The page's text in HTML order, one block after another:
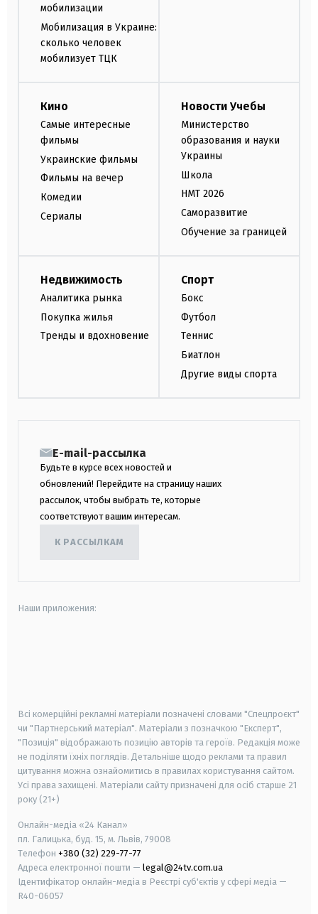
мобилизации
Мобилизация в Украине:
сколько человек
мобилизует ТЦК
Кино
Самые интересные
фильмы
Украинские фильмы
Фильмы на вечер
Комедии
Сериалы
Новости Учебы
Министерство
образования и науки
Украины
Школа
НМТ 2026
Саморазвитие
Обучение за границей
Недвижимость
Аналитика рынка
Покупка жилья
Тренды и вдохновение
Спорт
Бокс
Футбол
Теннис
Биатлон
Другие виды спорта
E-mail-рассылка
Будьте в курсе всех новостей и
обновлений! Перейдите на страницу наших
рассылок, чтобы выбрать те, которые
соответствуют вашим интересам.
К РАССЫЛКАМ
Наши приложения:
Всі комерційні рекламні матеріали позначені словами "Спецпроєкт"
чи "Партнерський матеріал". Матеріали з позначкою "Експерт",
"Позиція" відображають позицію авторів та героїв. Редакція може
не поділяти їхніх поглядів. Детальніше щодо реклами та правил
цитування можна ознайомитись в правилах користування сайтом.
Усі права захищені. Матеріали сайту призначені для осіб старше 21
року (21+)
Онлайн-медіа «24 Канал»
пл. Галицька, буд. 15, м. Львів, 79008
Телефон +380 (32) 229-77-77
Адреса електронної пошти — legal@24tv.com.ua
Ідентифікатор онлайн-медіа в Реєстрі суб'єктів у сфері медіа —
R40-06057